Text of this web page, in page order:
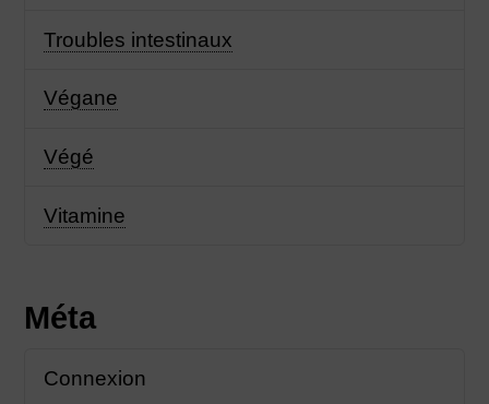
Troubles intestinaux
Végane
Végé
Vitamine
Méta
Connexion